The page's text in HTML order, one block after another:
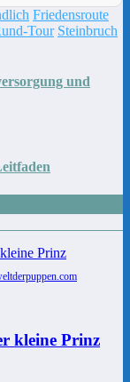
Friedensroute
Tour Steinbruch
und
kleine Prinz